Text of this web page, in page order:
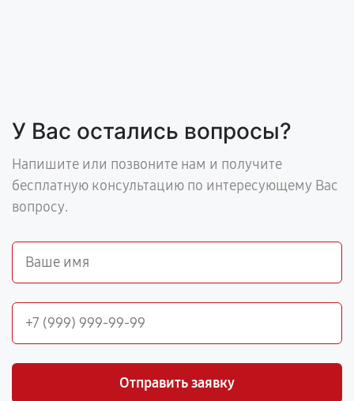
У Вас остались вопросы?
Напишите или позвоните нам и получите
бесплатную консультацию по интересующему Вас
вопросу.
Отправить заявку